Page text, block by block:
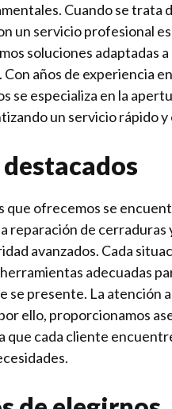
Cuando se trata
un servicio profesional
soluciones adaptadas
años de experiencia
se especializa en la
un servicio rápido y
que ofrecemos se
reparación de cerraduras
avanzados. Cada
adecuadas
se presente. La atención
ello, proporcionamos
que cada cliente